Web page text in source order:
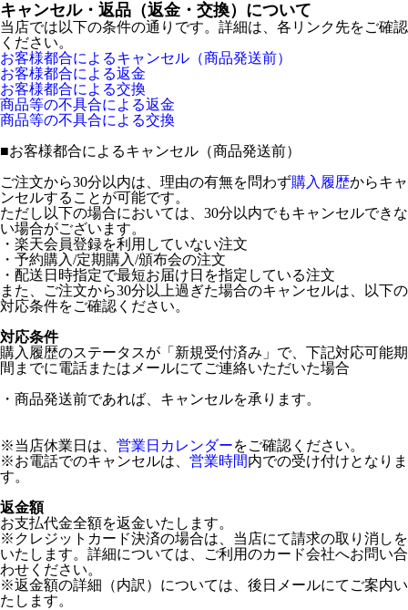
キャンセル・返品（返金・交換）について
当店では以下の条件の通りです。詳細は、各リンク先をご確認
ください。
お客様都合によるキャンセル（商品発送前）
お客様都合による返金
お客様都合による交換
商品等の不具合による返金
商品等の不具合による交換
■お客様都合によるキャンセル（商品発送前）
ご注文から30分以内は、理由の有無を問わず購入履歴からキャ
ンセルすることが可能です。
ただし以下の場合においては、30分以内でもキャンセルできな
い場合がございます。
・楽天会員登録を利用していない注文
・予約購入/定期購入/頒布会の注文
・配送日時指定で最短お届け日を指定している注文
また、ご注文から30分以上過ぎた場合のキャンセルは、以下の
対応条件をご確認ください。
対応条件
購入履歴のステータスが「新規受付済み」で、下記対応可能期
間までに電話またはメールにてご連絡いただいた場合
・商品発送前であれば、キャンセルを承ります。
※当店休業日は、 営業日カレンダーをご確認ください。
※お電話でのキャンセルは、 営業時間内での受け付けとなりま
す。
返金額
お支払代金全額を返金いたします。
※クレジットカード決済の場合は、当店にて請求の取り消しを
いたします。詳細については、ご利用のカード会社へお問い合
わせください。
※返金額の詳細（内訳）については、後日メールにてご案内い
たします。